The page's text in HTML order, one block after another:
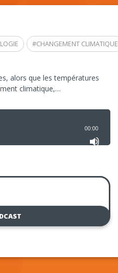
#CHANGEMENT CLIMATIQUE
alors que les températures
climatique,…
00:00